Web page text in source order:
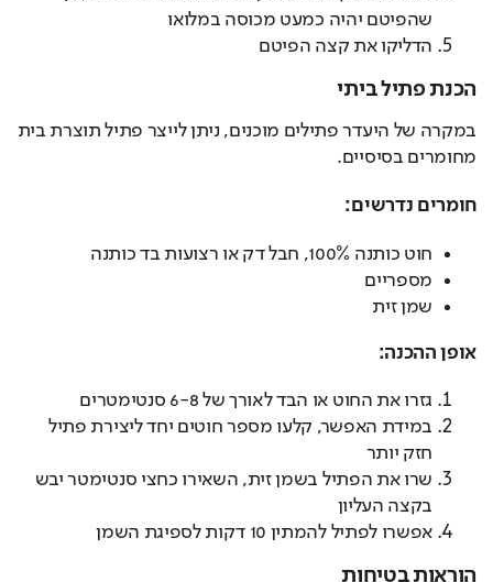
שהפיטם יהיה כמעט מכוסה במלואו
הדליקו את קצה הפיטם
הכנת פתיל ביתי
מחומרים בסיסיים.
חומרים נדרשים:
חוט כותנה 100%, חבל דק או רצועות בד כותנה
מספריים
שמן זית
אופן ההכנה:
גזרו את החוט או הבד לאורך של 6-8 סנטימטרים
במידת האפשר, קלעו מספר חוטים יחד ליצירת פתיל
חזק יותר
שרו את הפתיל בשמן זית, השאירו כחצי סנטימטר יבש
בקצה העליון
אפשרו לפתיל להמתין 10 דקות לספיגת השמן
הוראות בטיחות